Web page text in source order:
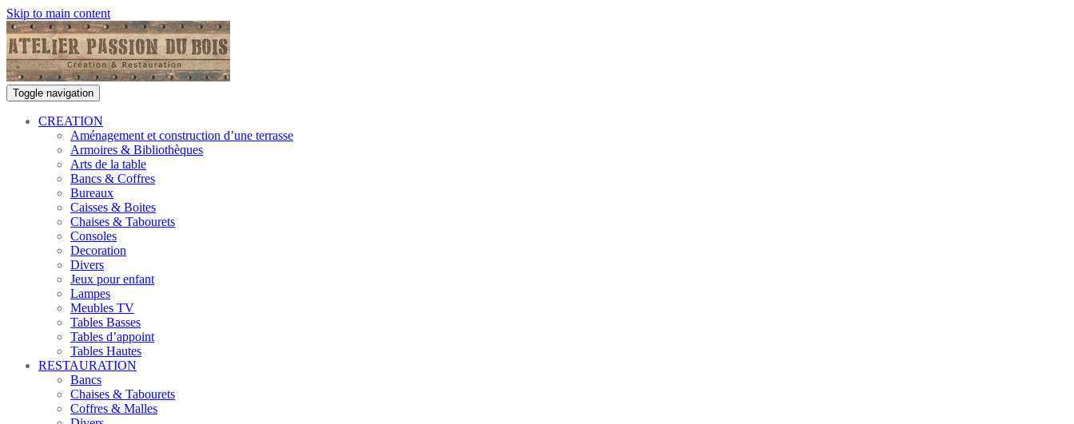
Skip to main content
Toggle navigation
CREATION
Aménagement et construction d’une terrasse
Armoires & Bibliothèques
Arts de la table
Bancs & Coffres
Bureaux
Caisses & Boites
Chaises & Tabourets
Consoles
Decoration
Divers
Jeux pour enfant
Lampes
Meubles TV
Tables Basses
Tables d’appoint
Tables Hautes
RESTAURATION
Bancs
Chaises & Tabourets
Coffres & Malles